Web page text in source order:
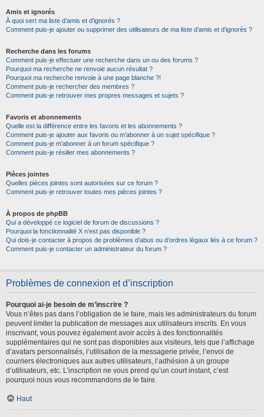
Amis et ignorés
À quoi sert ma liste d’amis et d’ignorés ?
Comment puis-je ajouter ou supprimer des utilisateurs de ma liste d’amis et d’ignorés ?
Recherche dans les forums
Comment puis-je effectuer une recherche dans un ou des forums ?
Pourquoi ma recherche ne renvoie aucun résultat ?
Pourquoi ma recherche renvoie à une page blanche ?!
Comment puis-je rechercher des membres ?
Comment puis-je retrouver mes propres messages et sujets ?
Favoris et abonnements
Quelle est la différence entre les favoris et les abonnements ?
Comment puis-je ajouter aux favoris ou m’abonner à un sujet spécifique ?
Comment puis-je m’abonner à un forum spécifique ?
Comment puis-je résilier mes abonnements ?
Pièces jointes
Quelles pièces jointes sont autorisées sur ce forum ?
Comment puis-je retrouver toutes mes pièces jointes ?
À propos de phpBB
Qui a développé ce logiciel de forum de discussions ?
Pourquoi la fonctionnalité X n’est pas disponible ?
Qui dois-je contacter à propos de problèmes d’abus ou d’ordres légaux liés à ce forum ?
Comment puis-je contacter un administrateur du forum ?
Problèmes de connexion et d’inscription
Pourquoi ai-je besoin de m’inscrire ?
Vous n’êtes pas dans l’obligation de le faire, mais les administrateurs du forum
peuvent limiter la publication de messages aux utilisateurs inscrits. En vous
inscrivant, vous pouvez également avoir accès à des fonctionnalités
supplémentaires qui ne sont pas disponibles aux visiteurs, tels que l’affichage
d’avatars personnalisés, l’utilisation de la messagerie privée, l’envoi de
courriers électroniques aux autres utilisateurs, l’adhésion à un groupe
d’utilisateurs, etc. L’inscription ne vous prend qu’un court instant, c’est
pourquoi nous vous recommandons de le faire.
Haut